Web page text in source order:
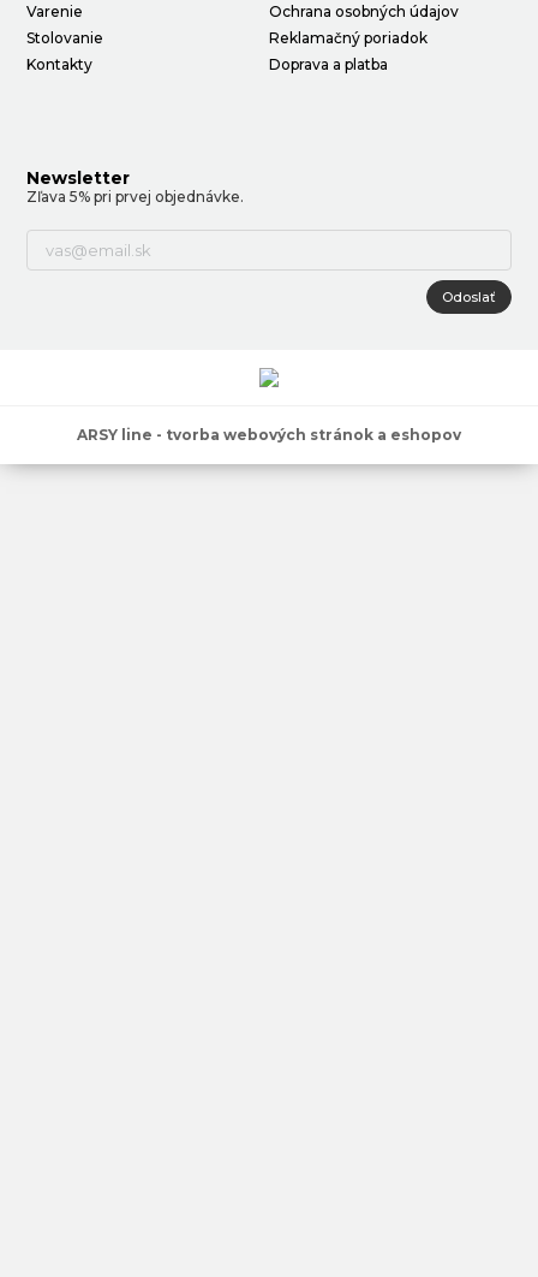
Varenie
Stolovanie
Kontakty
Ochrana osobných údajov
Reklamačný poriadok
Doprava a platba
Newsletter
Zľava 5% pri prvej objednávke.
Odoslať
ARSY line - tvorba webových stránok a eshopov